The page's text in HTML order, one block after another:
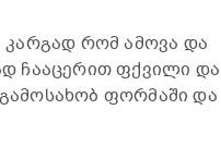
რომ ამოვა და
ჩააცერით ფქვილი და
ფორმაში და